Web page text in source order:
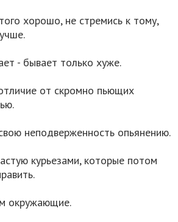
хорошо, не стремись к тому,
- бывает только хуже.
от скромно пьющих
неподверженность опьянению.
курьезами, которые потом
окружающие.